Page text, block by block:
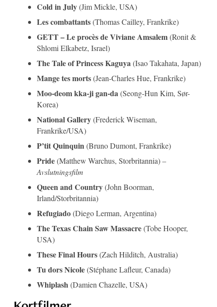
Cold in July(Jim Mickle, USA)
Les combattants(Thomas Cailley, Frankrike)
GETT – Le procès de Viviane Amsalem(Ronit &
Shlomi Elkabetz, Israel)
The Tale of Princess Kaguya (Isao Takahata, Japan)
Mange tes morts(Jean-Charles Hue, Frankrike)
Moo-deom kka-ji gan-da (Seong-Hun Kim, Sør-
Korea)
National Gallery(Frederick Wiseman,
Frankrike/USA)
P’tit Quinquin (Bruno Dumont, Frankrike)
Pride(Matthew Warchus, Storbritannia) –
Avslutningsfilm
Queen and Country(John Boorman,
Irland/Storbritannia)
Refugiado(Diego Lerman, Argentina)
The Texas Chain Saw Massacre(Tobe Hooper,
USA)
These Final Hours(Zach Hilditch, Australia)
Tu dors Nicole(Stéphane Lafleur, Canada)
Whiplash (Damien Chazelle, USA)